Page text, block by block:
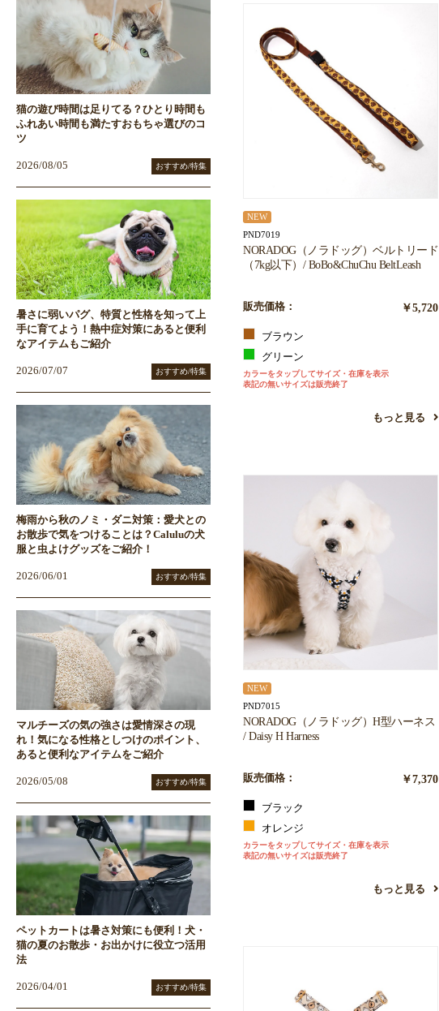
NEW
PND7019
NORADOG（ノラドッグ）ベルトリード
（7kg以下）/ BoBo&ChuChu BeltLeash
販売価格： ￥5,720
ブラウン
グリーン
カラーをタップしてサイズ・在庫を表示
表記の無いサイズは販売終了
もっと見る
NEW
PND7015
NORADOG（ノラドッグ）H型ハーネス
/ Daisy H Harness
販売価格： ￥7,370
ブラック
オレンジ
カラーをタップしてサイズ・在庫を表示
表記の無いサイズは販売終了
もっと見る
猫の遊び時間は足りてる？ひとり時間も
ふれあい時間も満たすおもちゃ選びのコ
ツ
2026/08/05 おすすめ/特集
暑さに弱いパグ、特質と性格を知って上
手に育てよう！熱中症対策にあると便利
なアイテムもご紹介
2026/07/07 おすすめ/特集
梅雨から秋のノミ・ダニ対策：愛犬との
お散歩で気をつけることは？Caluluの犬
服と虫よけグッズをご紹介！
2026/06/01 おすすめ/特集
マルチーズの気の強さは愛情深さの現
れ！気になる性格としつけのポイント、
あると便利なアイテムをご紹介
2026/05/08 おすすめ/特集
ペットカートは暑さ対策にも便利！犬・
猫の夏のお散歩・お出かけに役立つ活用
法
2026/04/01 おすすめ/特集